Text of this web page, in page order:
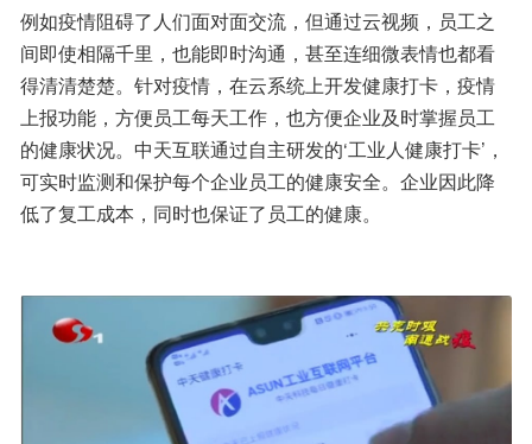
例如疫情阻碍了人们面对面交流，但通过云视频，员工之
间即使相隔千里，也能即时沟通，甚至连细微表情也都看
得清清楚楚。针对疫情，在云系统上开发健康打卡，疫情
上报功能，方便员工每天工作，也方便企业及时掌握员工
的健康状况。中天互联通过自主研发的‘工业人健康打卡’，
可实时监测和保护每个企业员工的健康安全。企业因此降
低了复工成本，同时也保证了员工的健康。